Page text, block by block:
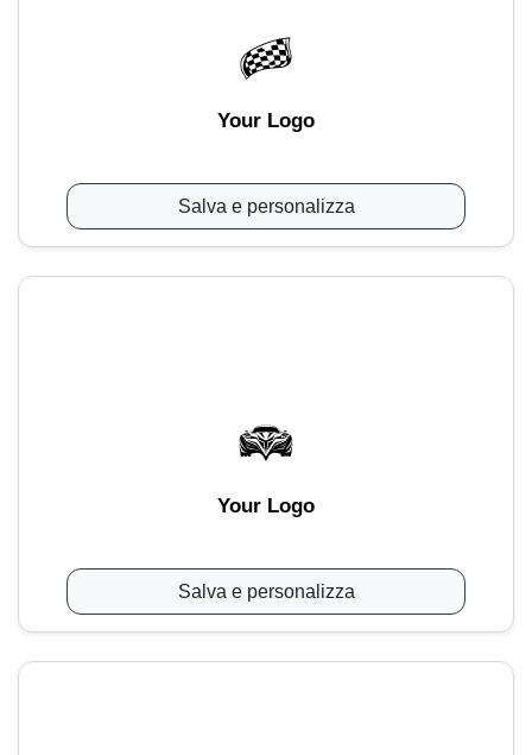
Your Logo
Salva e personalizza
Your Logo
Salva e personalizza